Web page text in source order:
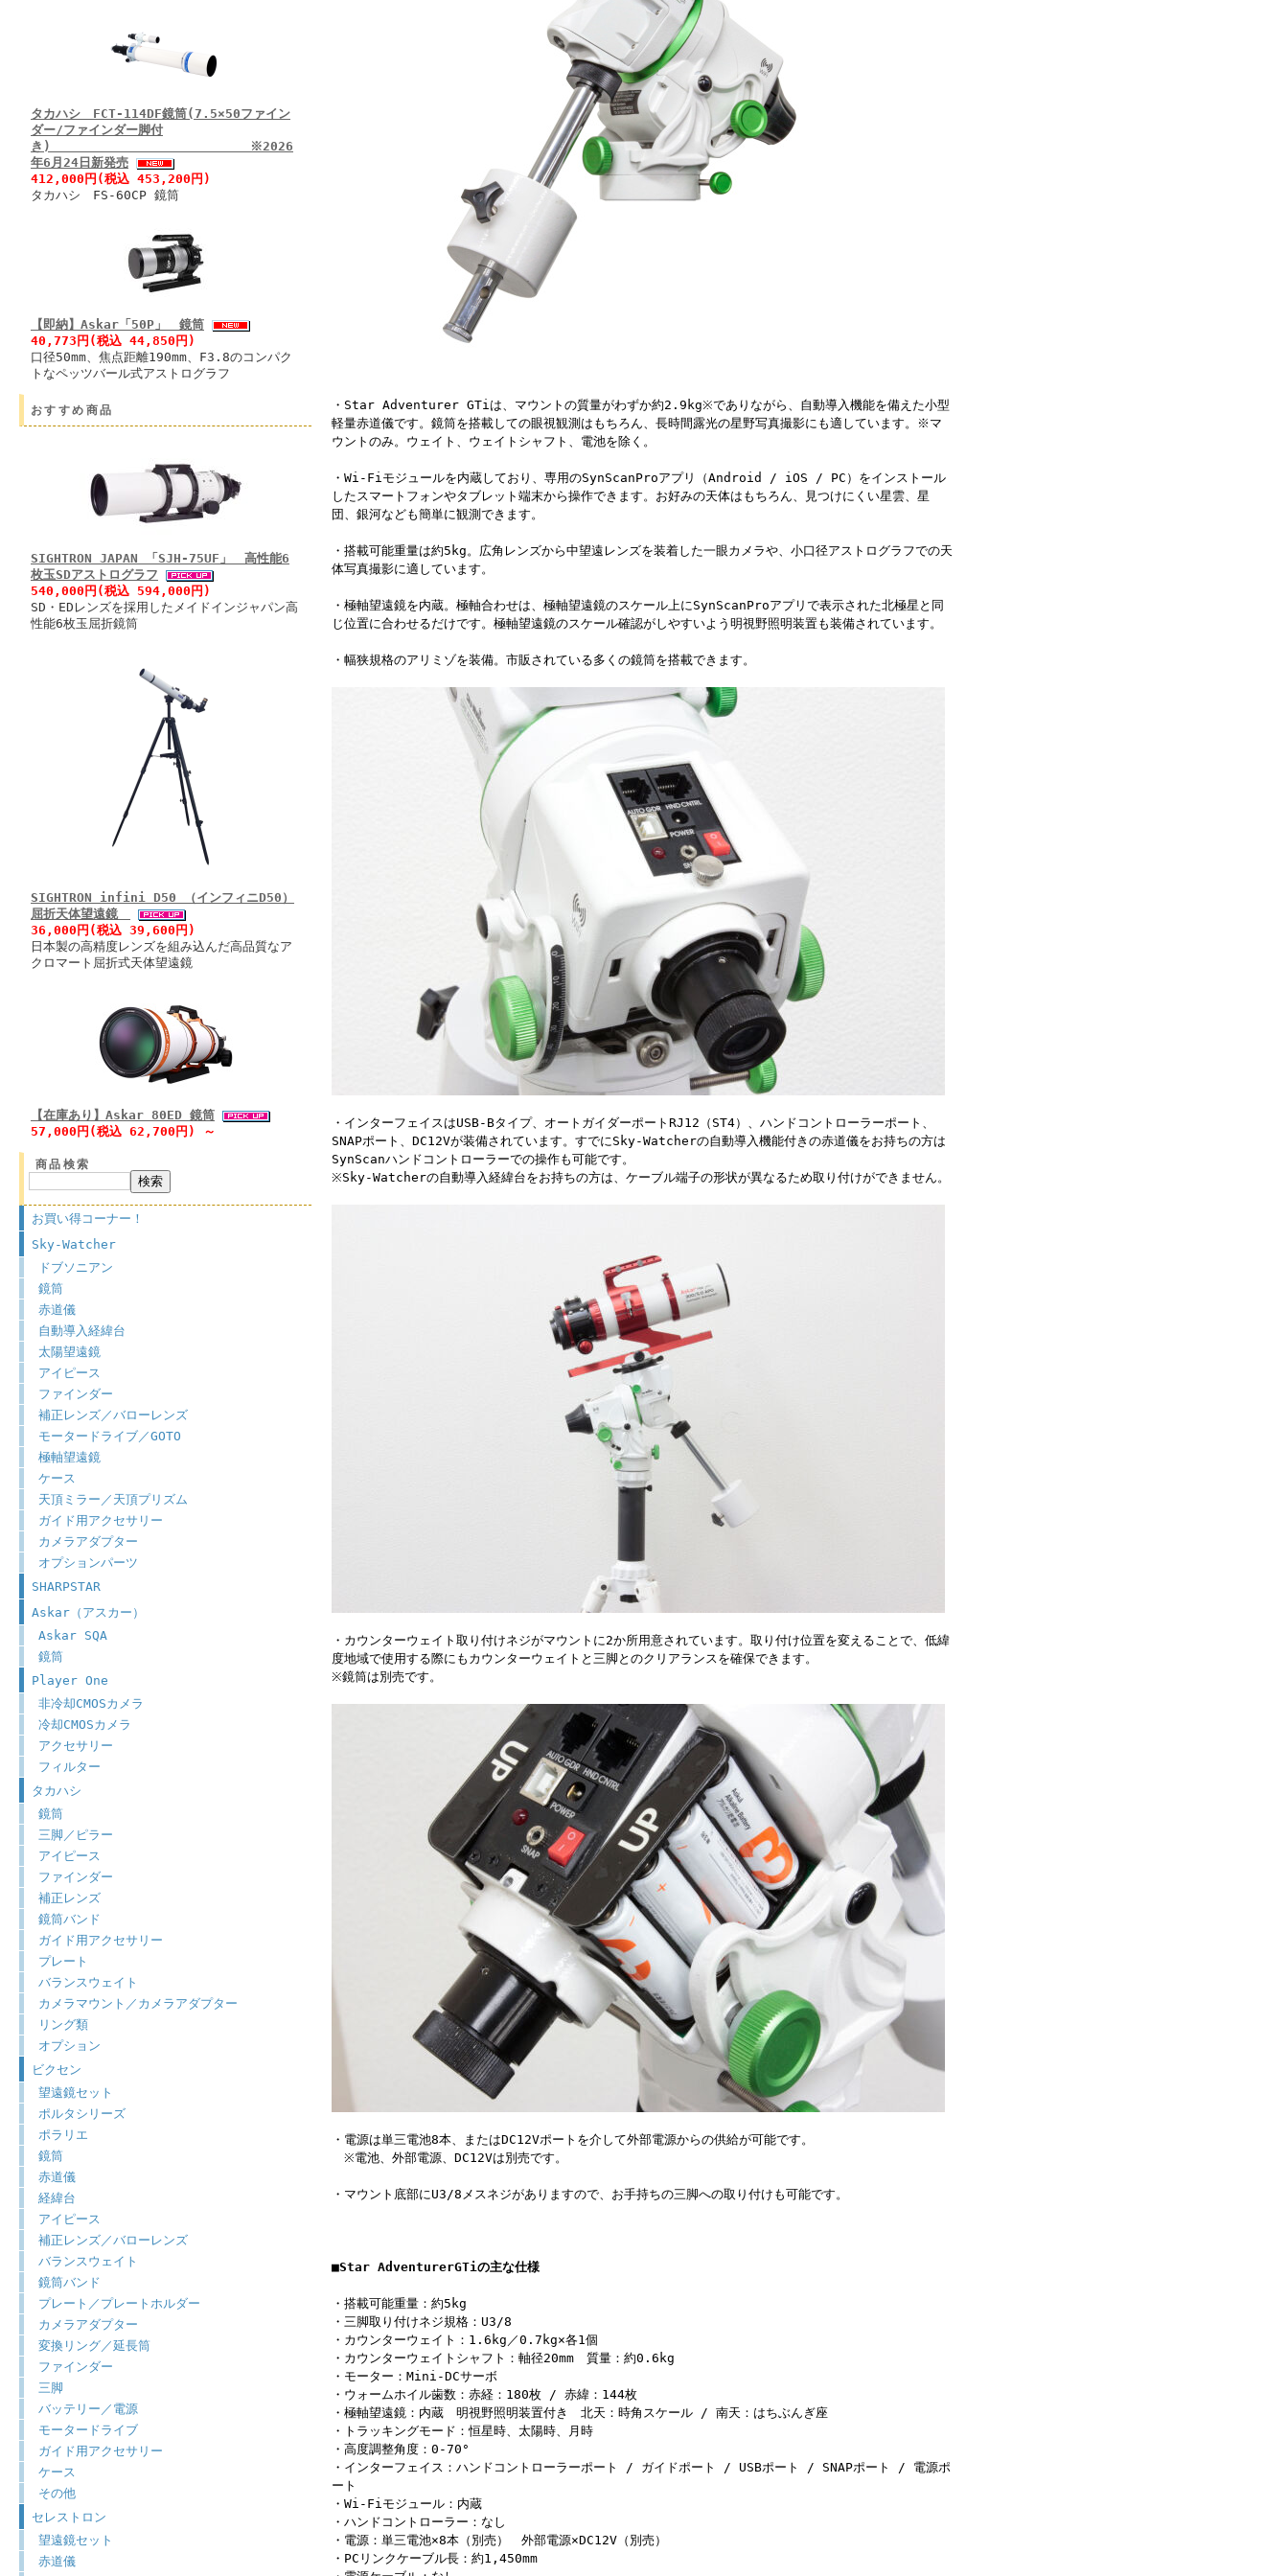
タカハシ FCT-114DF鏡筒(7.5×50ファイン
ダー/ファインダー脚付
き) ※2026
年6月24日新発売
412,000円(税込 453,200円)
タカハシ FS-60CP 鏡筒
【即納】Askar「50P」 鏡筒
40,773円(税込 44,850円)
口径50mm、焦点距離190mm、F3.8のコンパク
トなペッツバール式アストログラフ
おすすめ商品
SIGHTRON JAPAN 「SJH-75UF」 高性能6
枚玉SDアストログラフ
540,000円(税込 594,000円)
SD・EDレンズを採用したメイドインジャパン高
性能6枚玉屈折鏡筒
SIGHTRON infini D50 （インフィニD50）
屈折天体望遠鏡
36,000円(税込 39,600円)
日本製の高精度レンズを組み込んだ高品質なア
クロマート屈折式天体望遠鏡
【在庫あり】Askar 80ED 鏡筒
57,000円(税込 62,700円) ～
商品検索
お買い得コーナー！
Sky-Watcher
ドブソニアン
鏡筒
赤道儀
自動導入経緯台
太陽望遠鏡
アイピース
ファインダー
補正レンズ／バローレンズ
モータードライブ／GOTO
極軸望遠鏡
ケース
天頂ミラー／天頂プリズム
ガイド用アクセサリー
カメラアダプター
オプションパーツ
SHARPSTAR
Askar（アスカー）
Askar SQA
鏡筒
Player One
非冷却CMOSカメラ
冷却CMOSカメラ
アクセサリー
フィルター
タカハシ
鏡筒
三脚／ピラー
アイピース
ファインダー
補正レンズ
鏡筒バンド
ガイド用アクセサリー
プレート
バランスウェイト
カメラマウント／カメラアダプター
リング類
オプション
ビクセン
望遠鏡セット
ポルタシリーズ
ポラリエ
鏡筒
赤道儀
経緯台
アイピース
補正レンズ／バローレンズ
バランスウェイト
鏡筒バンド
プレート／プレートホルダー
カメラアダプター
変換リング／延長筒
ファインダー
三脚
バッテリー／電源
モータードライブ
ガイド用アクセサリー
ケース
その他
セレストロン
望遠鏡セット
赤道儀
・Star Adventurer GTiは、マウントの質量がわずか約2.9kg※でありながら、自動導入機能を備えた小型
軽量赤道儀です。鏡筒を搭載しての眼視観測はもちろん、長時間露光の星野写真撮影にも適しています。※マ
ウントのみ。ウェイト、ウェイトシャフト、電池を除く。
・Wi-Fiモジュールを内蔵しており、専用のSynScanProアプリ（Android / iOS / PC）をインストール
したスマートフォンやタブレット端末から操作できます。お好みの天体はもちろん、見つけにくい星雲、星
団、銀河なども簡単に観測できます。
・搭載可能重量は約5kg。広角レンズから中望遠レンズを装着した一眼カメラや、小口径アストログラフでの天
体写真撮影に適しています。
・極軸望遠鏡を内蔵。極軸合わせは、極軸望遠鏡のスケール上にSynScanProアプリで表示された北極星と同
じ位置に合わせるだけです。極軸望遠鏡のスケール確認がしやすいよう明視野照明装置も装備されています。
・幅狭規格のアリミゾを装備。市販されている多くの鏡筒を搭載できます。
・インターフェイスはUSB-Bタイプ、オートガイダーポートRJ12（ST4）、ハンドコントローラーポート、
SNAPポート、DC12Vが装備されています。すでにSky-Watcherの自動導入機能付きの赤道儀をお持ちの方は
SynScanハンドコントローラーでの操作も可能です。
※Sky-Watcherの自動導入経緯台をお持ちの方は、ケーブル端子の形状が異なるため取り付けができません。
・カウンターウェイト取り付けネジがマウントに2か所用意されています。取り付け位置を変えることで、低緯
度地域で使用する際にもカウンターウェイトと三脚とのクリアランスを確保できます。
※鏡筒は別売です。
・電源は単三電池8本、またはDC12Vポートを介して外部電源からの供給が可能です。
※電池、外部電源、DC12Vは別売です。
・マウント底部にU3/8メスネジがありますので、お手持ちの三脚への取り付けも可能です。
■Star AdventurerGTiの主な仕様
・搭載可能重量：約5kg
・三脚取り付けネジ規格：U3/8
・カウンターウェイト：1.6kg／0.7kg×各1個
・カウンターウェイトシャフト：軸径20mm 質量：約0.6kg
・モーター：Mini-DCサーボ
・ウォームホイル歯数：赤経：180枚 / 赤緯：144枚
・極軸望遠鏡：内蔵 明視野照明装置付き 北天：時角スケール / 南天：はちぶんぎ座
・トラッキングモード：恒星時、太陽時、月時
・高度調整角度：0-70°
・インターフェイス：ハンドコントローラーポート / ガイドポート / USBポート / SNAPポート / 電源ポ
ート
・Wi-Fiモジュール：内蔵
・ハンドコントローラー：なし
・電源：単三電池×8本（別売） 外部電源×DC12V（別売）
・PCリンクケーブル長：約1,450mm